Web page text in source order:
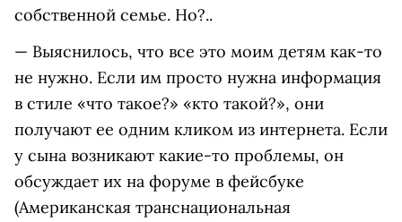
собственной семье. Но?..
— Выяснилось, что все это моим детям как-то
не нужно. Если им просто нужна информация
в стиле «что такое?» «кто такой?», они
получают ее одним кликом из интернета. Если
у сына возникают какие-то проблемы, он
обсуждает их на форуме в фейсбуке
(Американская транснациональная